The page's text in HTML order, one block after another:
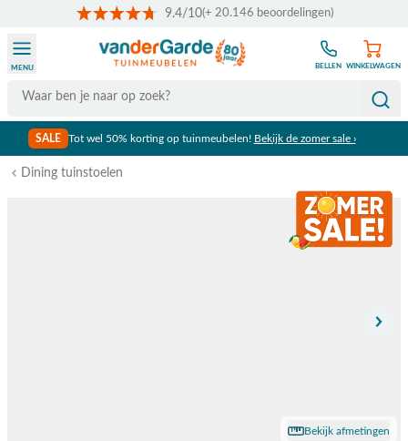
9.4/10(+ 20.146 beoordelingen)
Search
MENU BELLEN WINKELWAGEN
SALE Tot wel 50% korting op tuinmeubelen! Bekijk de zomer sale ›
Dining tuinstoelen
Bekijk afmetingen